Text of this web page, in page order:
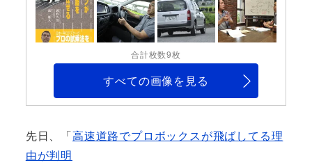
合計枚数9枚
すべての画像を見る
先日、「高速道路でプロボックスが飛ばしてる理
由が判明